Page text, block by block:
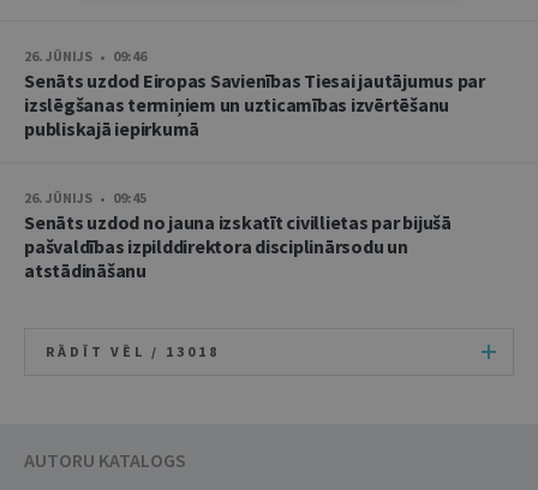
26. JŪNIJS • 09:46
Senāts uzdod Eiropas Savienības Tiesai jautājumus par
izslēgšanas termiņiem un uzticamības izvērtēšanu
publiskajā iepirkumā
26. JŪNIJS • 09:45
Senāts uzdod no jauna izskatīt civillietas par bijušā
pašvaldības izpilddirektora disciplinārsodu un
atstādināšanu
RĀDĪT VĒL / 13018
AUTORU KATALOGS